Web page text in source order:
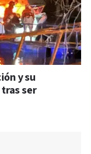
y su
ser